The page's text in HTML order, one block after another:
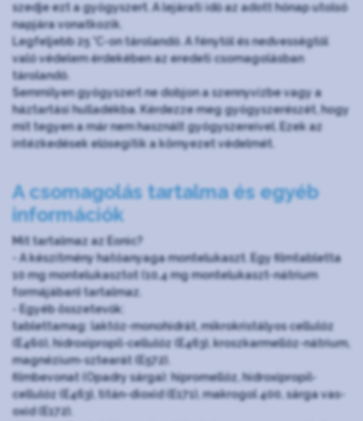
szedje ezt a gyógyszert. A lejárati idő az adott hónap utolsó
napjára vonatkozik.
Legfeljebb 25 °C-on tárolandó. A fénytől és nedvességtől
való védelem érdekében az eredeti csomagolásban
tárolandó.
Semmilyen gyógyszert ne dobjon a szennyvízbe vagy a
háztartási hulladékba. Kérdezze meg gyógyszerészét, hogy
mit tegyen a már nem használt gyógyszereivel. Ezek az
intézkedések elősegítik a környezet védelmét.
A csomagolás tartalma és egyéb
információk
Mit tartalmaz az Eonic?
- A készítmény hatóanyaga montelukaszt. Egy filmtabletta
10 mg montelukasztot (10,4 mg montelukaszt-nátrium
formájában) tartalmaz.
- Egyéb összetevők:
tablettamag: laktóz-monohidrát, mikrokristályos cellulóz
(E460), hidroxipropil-cellulóz (E463), kroszkarmellóz-nátrium,
magnézium-sztearát (E572).
filmbevonat (Opadry sárga): hipromellóz, hidroxipropil-
cellulóz (E463), titán-dioxid (E171), makrogol 400, sárga vas-
oxid (E172).